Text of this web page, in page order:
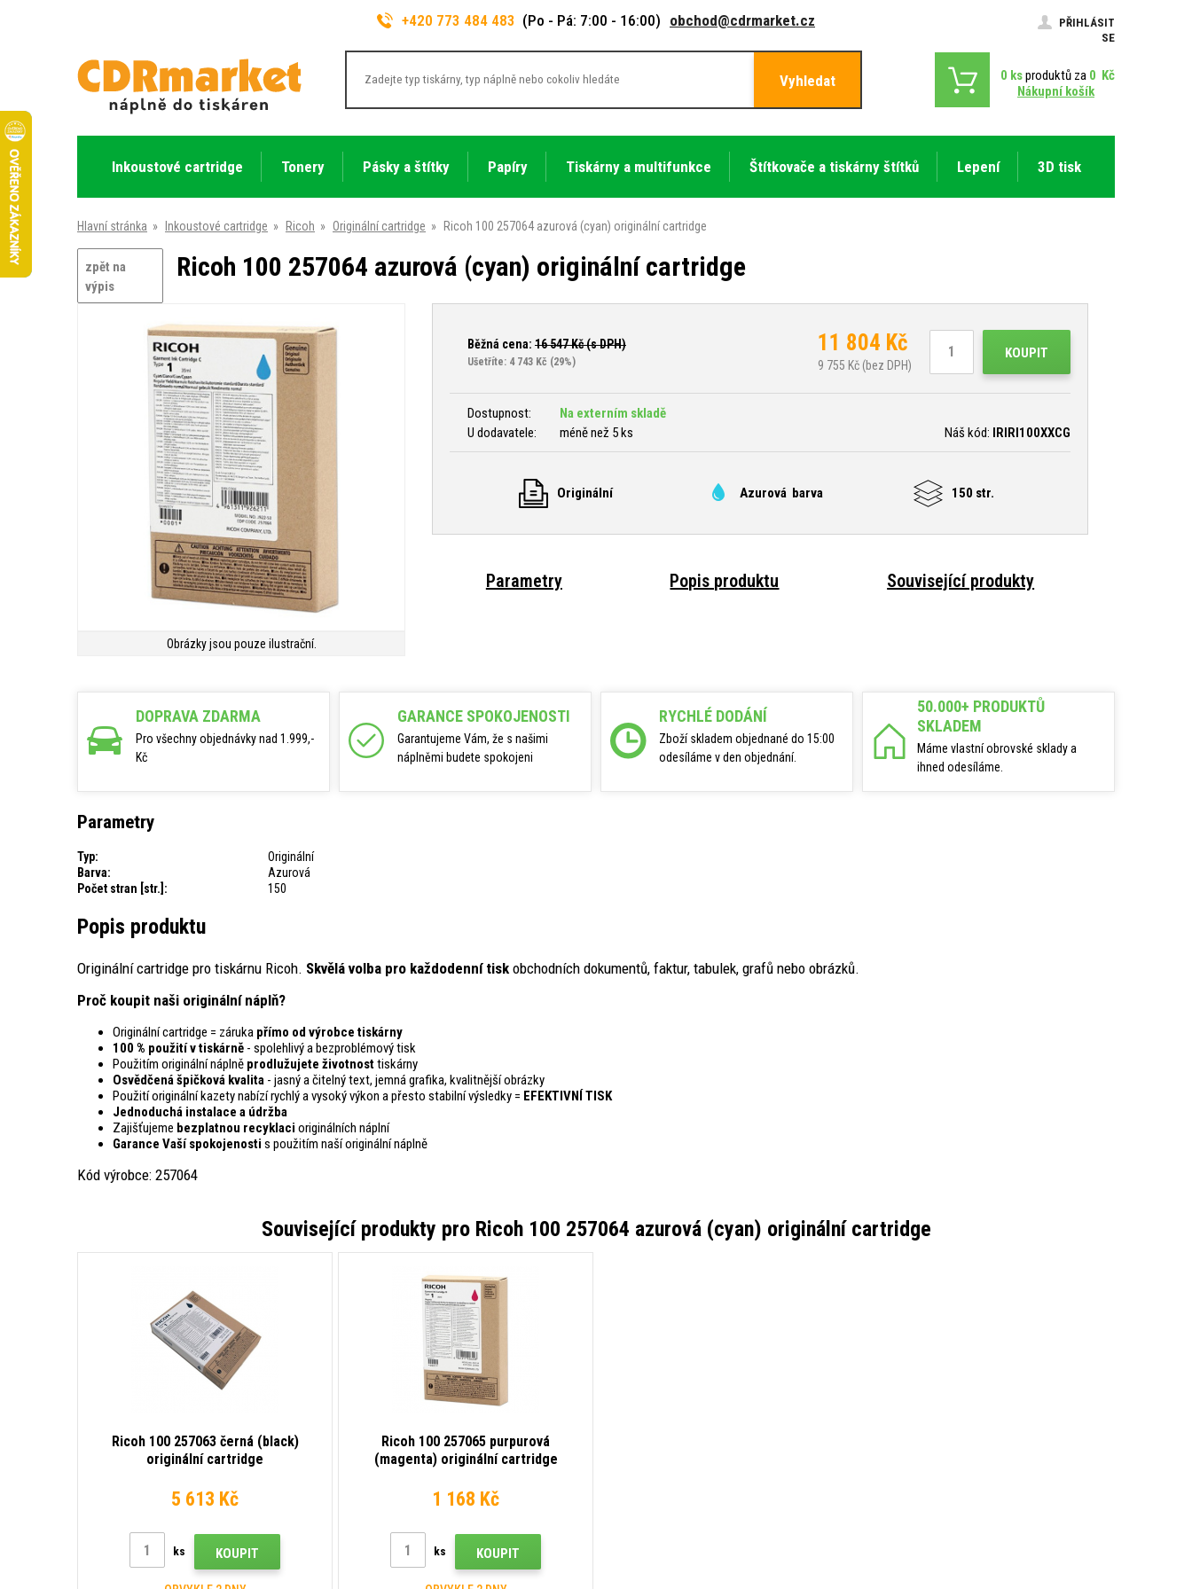
+420 773 484 483 (Po - Pá: 7:00 - 16:00) obchod@cdrmarket.cz
PŘIHLÁSIT
SE
Vyhledat 0 ksproduktů za 0 Kč
Nákupní košík
Inkoustové cartridge Tonery Pásky a štítky Papíry Tiskárny a multifunkce Štítkovače a tiskárny štítků Lepení 3D tisk
Hlavní stránka » Inkoustové cartridge » Ricoh » Originální cartridge » Ricoh 100 257064 azurová (cyan) originální cartridge
zpět na
výpis
Ricoh 100 257064 azurová (cyan) originální cartridge
Obrázky jsou pouze ilustrační.
Běžná cena: 16 547Kč (s DPH)
Ušetříte: 4 743 Kč (29%)
11 804 Kč
9 755 Kč (bez DPH)
KOUPIT
Dostupnost:
Na externím skladě
U dodavatele:
méně než 5 ks Náš kód: IRIRI100XXCG
Originální Azurová barva 150 str.
Parametry Popis produktu Související produkty
DOPRAVA ZDARMA
Pro všechny objednávky nad 1.999,-
Kč
GARANCE SPOKOJENOSTI
Garantujeme Vám, že s našimi
náplněmi budete spokojeni
RYCHLÉ DODÁNÍ
Zboží skladem objednané do 15:00
odesíláme v den objednání.
50.000+ PRODUKTŮ
SKLADEM
Máme vlastní obrovské sklady a
ihned odesíláme.
Parametry
Typ:
Originální
Barva:
Azurová
Počet stran [str.]:
150
Popis produktu
Originální cartridge pro tiskárnu Ricoh. Skvělá volba pro každodenní tisk obchodních dokumentů, faktur, tabulek, grafů nebo obrázků.
Proč koupit naši originální náplň?
Originální cartridge = záruka přímo od výrobce tiskárny
100 % použití v tiskárně - spolehlivý a bezproblémový tisk
Použitím originální náplně prodlužujete životnosttiskárny
Osvědčená špičková kvalita - jasný a čitelný text, jemná grafika, kvalitnější obrázky
Použití originální kazety nabízí rychlý a vysoký výkon a přesto stabilní výsledky = EFEKTIVNÍ TISK
Jednoduchá instalace a údržba
Zajišťujeme bezplatnou recyklaci originálních náplní
Garance Vaší spokojenosti s použitím naší originální náplně
Kód výrobce: 257064
Související produkty pro Ricoh 100 257064 azurová (cyan) originální cartridge
Ricoh 100 257063 černá (black)
originální cartridge
5 613 Kč
ks KOUPIT
Ricoh 100 257065 purpurová
(magenta) originální cartridge
1 168 Kč
ks KOUPIT